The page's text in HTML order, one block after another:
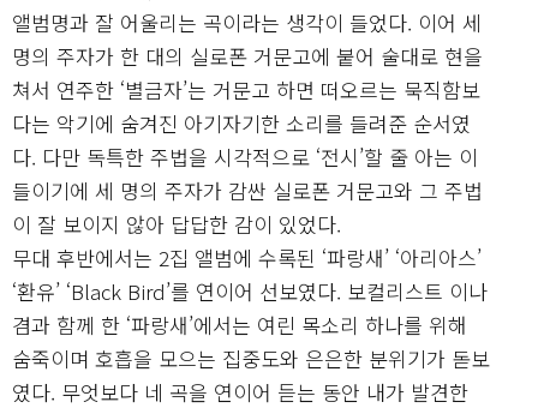
앨범명과 잘 어울리는 곡이라는 생각이 들었다. 이어 세
명의 주자가 한 대의 실로폰 거문고에 붙어 술대로 현을
쳐서 연주한 ‘별금자’는 거문고 하면 떠오르는 묵직함보
다는 악기에 숨겨진 아기자기한 소리를 들려준 순서였
다. 다만 독특한 주법을 시각적으로 ‘전시’할 줄 아는 이
들이기에 세 명의 주자가 감싼 실로폰 거문고와 그 주법
이 잘 보이지 않아 답답한 감이 있었다.
무대 후반에서는 2집 앨범에 수록된 ‘파랑새’ ‘아리아스’
‘환유’ ‘Black Bird’를 연이어 선보였다. 보컬리스트 이나
겸과 함께 한 ‘파랑새’에서는 여린 목소리 하나를 위해
숨죽이며 호흡을 모으는 집중도와 은은한 분위기가 돋보
였다. 무엇보다 네 곡을 연이어 듣는 동안 내가 발견한